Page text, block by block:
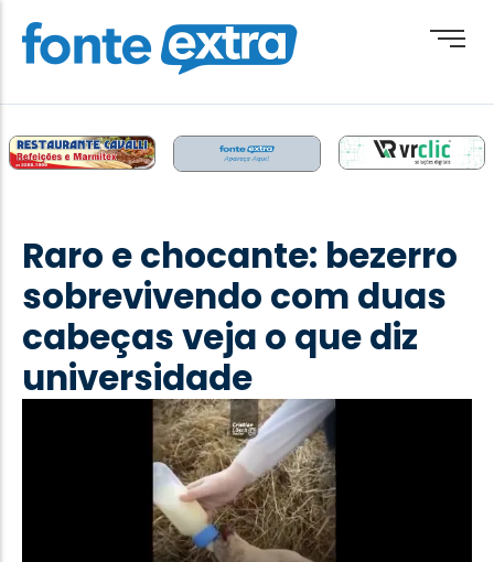
Destaque
Esporte
Geral
Obituário
Santa Helena e Região
Raro e chocante: bezerro
sobrevivendo com duas
cabeças veja o que diz
universidade